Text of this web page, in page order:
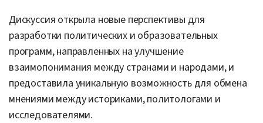
Дискуссия открыла новые перспективы для
разработки политических и образовательных
программ, направленных на улучшение
взаимопонимания между странами и народами, и
предоставила уникальную возможность для обмена
мнениями между историками, политологами и
исследователями.